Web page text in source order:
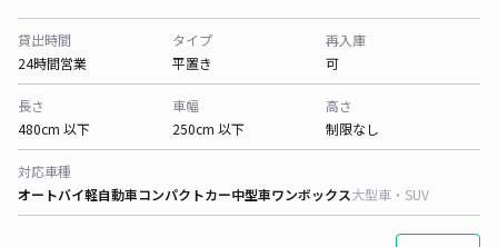
貸出時間
24時間営業
タイプ
平置き
再入庫
可
長さ
480cm 以下
車幅
250cm 以下
高さ
制限なし
対応車種
オートバイ軽自動車コンパクトカー中型車ワンボックス大型車・SUV